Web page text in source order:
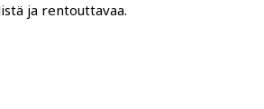
ja rentouttavaa.